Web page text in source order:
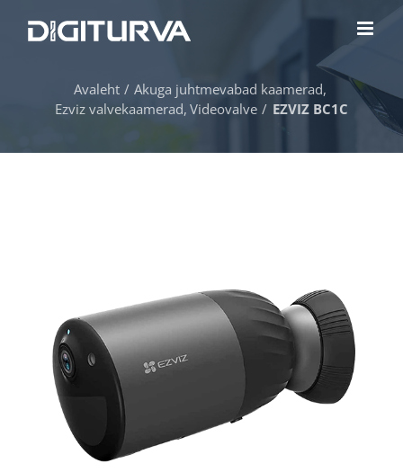
Avaleht
Akuga juhtmevabad kaamerad
Ezviz valvekaamerad Videovalve EZVIZ BC1C